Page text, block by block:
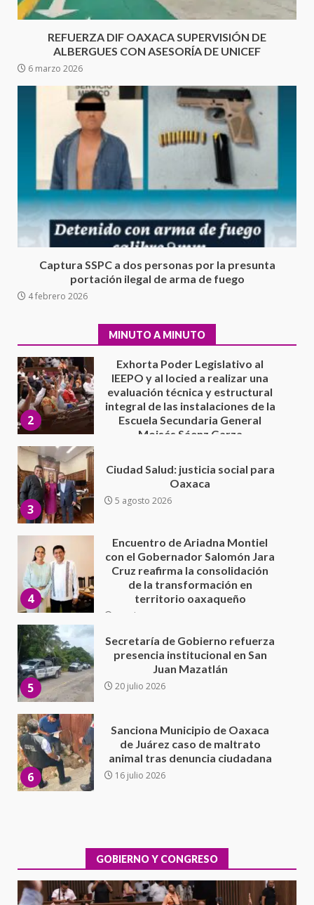
REFUERZA DIF OAXACA SUPERVISIÓN DE
ALBERGUES CON ASESORÍA DE UNICEF
6 marzo 2026
Captura SSPC a dos personas por la presunta
portación ilegal de arma de fuego
4 febrero 2026
MINUTO A MINUTO
6
Sanciona Municipio de Oaxaca
de Juárez caso de maltrato
animal tras denuncia ciudadana
Detienen a Ernesto Ruffo en Baja
California; FGR lo investiga por
presuntos delitos de
delincuencia organizada y
contrabando
16 julio 2026
1
Avanza con orden y tranquilidad
el proceso electoral
extraordinario de Santiago
Xanica: Jesús Romero
7 agosto 2026
Exhorta Poder Legislativo al
IEEPO y al Iocied a realizar una
Escuela Secundaria General
Moisés Sáenz Garza
5 agosto 2026
3
Ciudad Salud: justicia social para
Oaxaca
5 agosto 2026
4
con el Gobernador Salomón Jara
Cruz reafirma la consolidación
de la transformación en
5
Secretaría de Gobierno refuerza
presencia institucional en San
Juan Mazatlán
20 julio 2026
6
Sanciona Municipio de Oaxaca
de Juárez caso de maltrato
animal tras denuncia ciudadana
16 julio 2026
7
California; FGR lo investiga por
presuntos delitos de
delincuencia organizada y
contrabando
1
Xanica: Jesús Romero
7 agosto 2026
Exhorta Poder Legislativo al
GOBIERNO Y CONGRESO